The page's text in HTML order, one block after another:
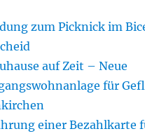
zum Picknick im
auf Zeit – Neue
für
einer Bezahlkarte